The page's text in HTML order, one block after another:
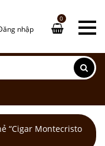
nhập
0
“Cigar Montecristo